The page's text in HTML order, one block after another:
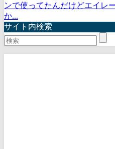
ンで使ってたんだけどエイレ
か...
サイト内検索